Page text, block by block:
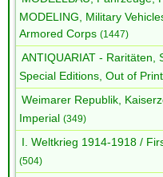
MODELING, Military
Armored Corps (1447)
ANTIQUARIAT - Raritäten,
Special Editions, Out of Print
Weimarer Republik,
Imperial (349)
I. Weltkrieg 1914-1918 /
(504)